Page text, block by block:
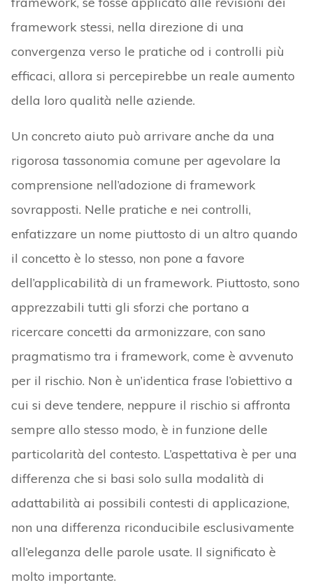
framework stessi, nella direzione di una
convergenza verso le pratiche od i controlli più
efficaci, allora si percepirebbe un reale aumento
della loro qualità nelle aziende.
Un concreto aiuto può arrivare anche da una
rigorosa tassonomia comune per agevolare la
comprensione nell’adozione di framework
sovrapposti. Nelle pratiche e nei controlli,
enfatizzare un nome piuttosto di un altro quando
il concetto è lo stesso, non pone a favore
dell’applicabilità di un framework. Piuttosto, sono
apprezzabili tutti gli sforzi che portano a
ricercare concetti da armonizzare, con sano
pragmatismo tra i framework, come è avvenuto
per il rischio. Non è un’identica frase l’obiettivo a
cui si deve tendere, neppure il rischio si affronta
sempre allo stesso modo, è in funzione delle
particolarità del contesto. L’aspettativa è per una
differenza che si basi solo sulla modalità di
adattabilità ai possibili contesti di applicazione,
non una differenza riconducibile esclusivamente
all’eleganza delle parole usate. Il significato è
molto importante.